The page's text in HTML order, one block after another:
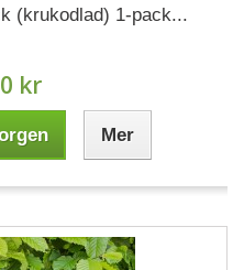
(krukodlad) 1-pack...
kr
Mer